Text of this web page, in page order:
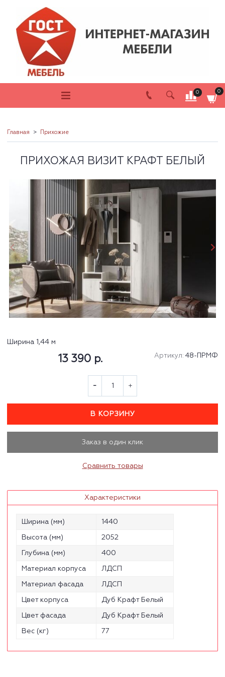
0 0
Главная Прихожие
ПРИХОЖАЯ ВИЗИТ КРАФТ БЕЛЫЙ
Ширина 1,44 м
Артикул: 48-ПРМФ
13 390 р.
В КОРЗИНУ
Заказ в один клик
Сравнить товары
Характеристики
Ширина (мм) 1440
Высота (мм) 2052
Глубина (мм) 400
Материал корпуса ЛДСП
Материал фасада ЛДСП
Цвет корпуса Дуб Крафт Белый
Цвет фасада Дуб Крафт Белый
Вес (кг) 77